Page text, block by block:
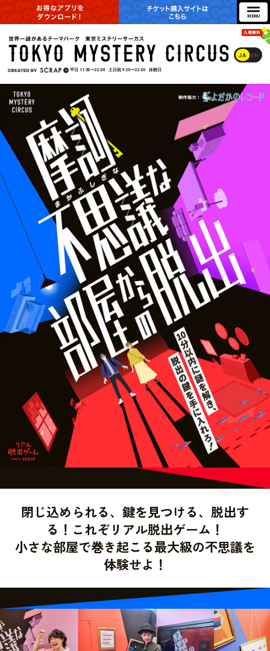
JA EN
平日 11:30〜22:00 土日祝 9:20〜22:00 休館日
閉じ込められる、鍵を見つける、脱出す
る！これぞリアル脱出ゲーム！
小さな部屋で巻き起こる最大級の不思議を
体験せよ！